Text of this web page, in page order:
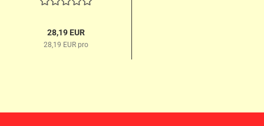
28,19 EUR
28,19 EUR pro